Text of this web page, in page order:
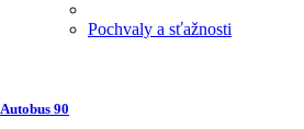
Pochvaly a sťažnosti
Autobus 90